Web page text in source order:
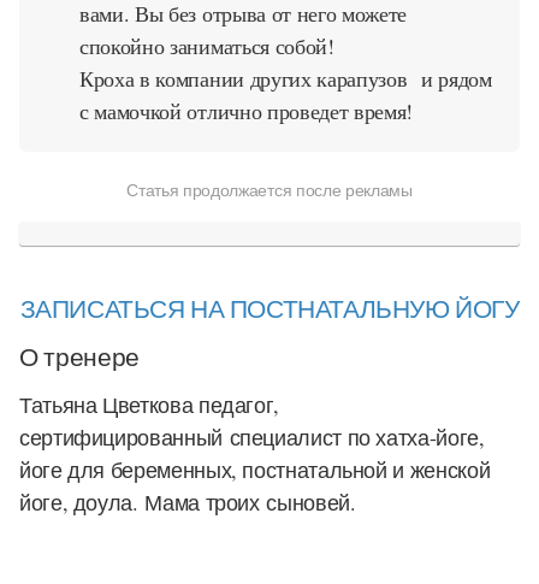
вами. Вы без отрыва от него можете
спокойно заниматься собой!
Кроха в компании других карапузов и рядом
с мамочкой отлично проведет время!
Статья продолжается после рекламы
ЗАПИСАТЬСЯ НА ПОСТНАТАЛЬНУЮ ЙОГУ
О тренере
Татьяна Цветкова педагог,
сертифицированный специалист по хатха-йоге,
йоге для беременных, постнатальной и женской
йоге, доула. Мама троих сыновей.